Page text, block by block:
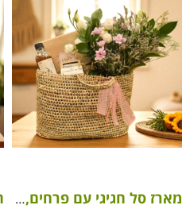
מארז סל חגיגי עם פרחים, קוקטייל שוקולד וסבון טבעי